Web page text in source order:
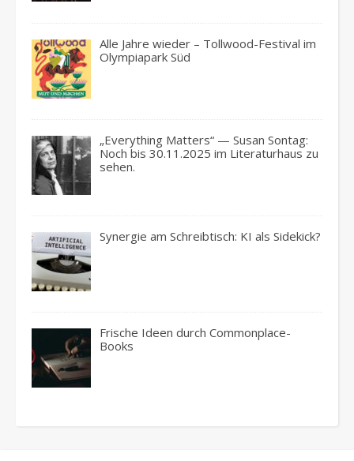
Alle Jahre wieder – Tollwood-Festival im
Olympiapark Süd
„Everything Matters“ — Susan Sontag:
Noch bis 30.11.2025 im Literaturhaus zu
sehen.
Synergie am Schreibtisch: KI als Sidekick?
Frische Ideen durch Commonplace-
Books